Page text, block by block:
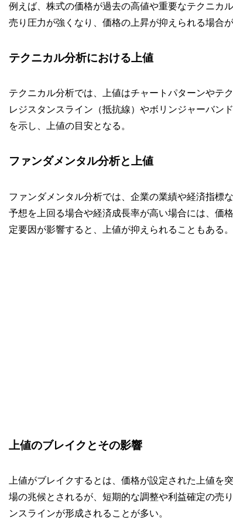
例えば、株式の価格が過去の高値や重要なテクニカ
売り圧力が強くなり、価格の上昇が抑えられる場合が
テクニカル分析における上値
テクニカル分析では、上値はチャートパターンやテ
レジスタンスライン（抵抗線）やボリンジャーバン
を示し、上値の目安となる。
ファンダメンタル分析と上値
ファンダメンタル分析では、企業の業績や経済指標
予想を上回る場合や経済成長率が高い場合には、価
定要因が影響すると、上値が抑えられることもある。
上値のブレイクとその影響
上値がブレイクするとは、価格が設定された上値を
場の兆候とされるが、短期的な調整や利益確定の売
ンスラインが形成されることが多い。